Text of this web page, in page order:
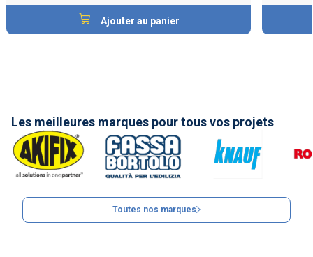
Ajouter au panier
Les meilleures marques pour tous vos projets
Toutes nos marques